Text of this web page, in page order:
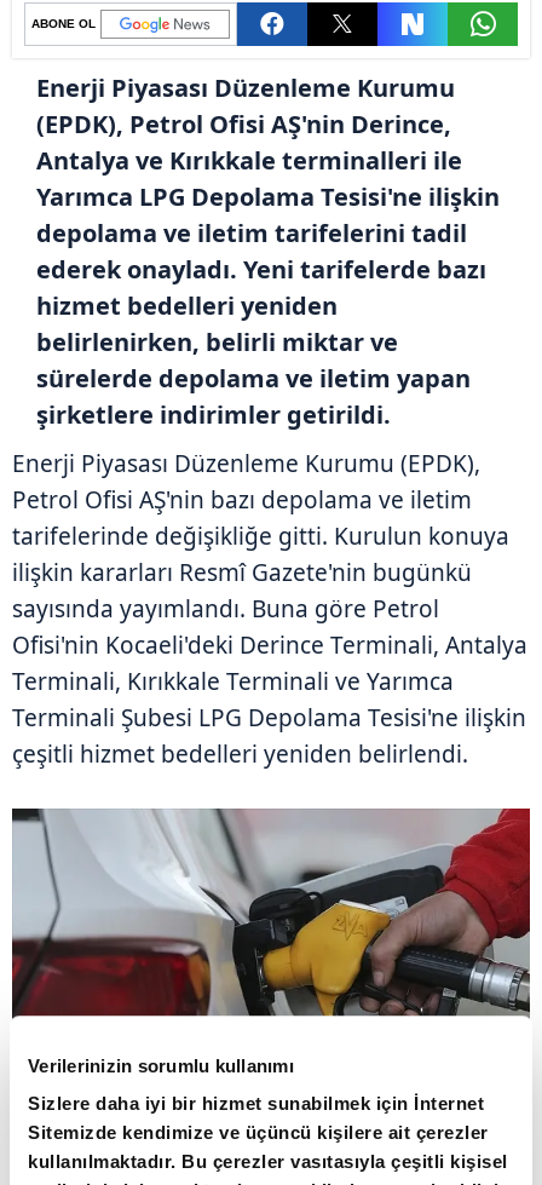
Verilerinizin sorumlu kullanımı
Sizlere daha iyi bir hizmet sunabilmek için İnternet
Sitemizde kendimize ve üçüncü kişilere ait çerezler
kullanılmaktadır. Bu çerezler vasıtasıyla çeşitli kişisel
ABONE OL
Enerji Piyasası Düzenleme Kurumu
(EPDK), Petrol Ofisi AŞ'nin Derince,
Antalya ve Kırıkkale terminalleri ile
Yarımca LPG Depolama Tesisi'ne ilişkin
depolama ve iletim tarifelerini tadil
ederek onayladı. Yeni tarifelerde bazı
hizmet bedelleri yeniden
belirlenirken, belirli miktar ve
sürelerde depolama ve iletim yapan
şirketlere indirimler getirildi.
Enerji Piyasası Düzenleme Kurumu (EPDK),
Petrol Ofisi AŞ'nin bazı depolama ve iletim
tarifelerinde değişikliğe gitti. Kurulun konuya
ilişkin kararları Resmî Gazete'nin bugünkü
sayısında yayımlandı. Buna göre Petrol
Ofisi'nin Kocaeli'deki Derince Terminali, Antalya
Terminali, Kırıkkale Terminali ve Yarımca
Terminali Şubesi LPG Depolama Tesisi'ne ilişkin
çeşitli hizmet bedelleri yeniden belirlendi.
PETROL OFİSİ'NİN 4 TESİSİNDE TARİFELER